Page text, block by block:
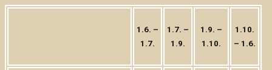
1.6. –
1.7.
1.7. –
1.9.
1.9. –
1.10.
1.10.
– 1.6.